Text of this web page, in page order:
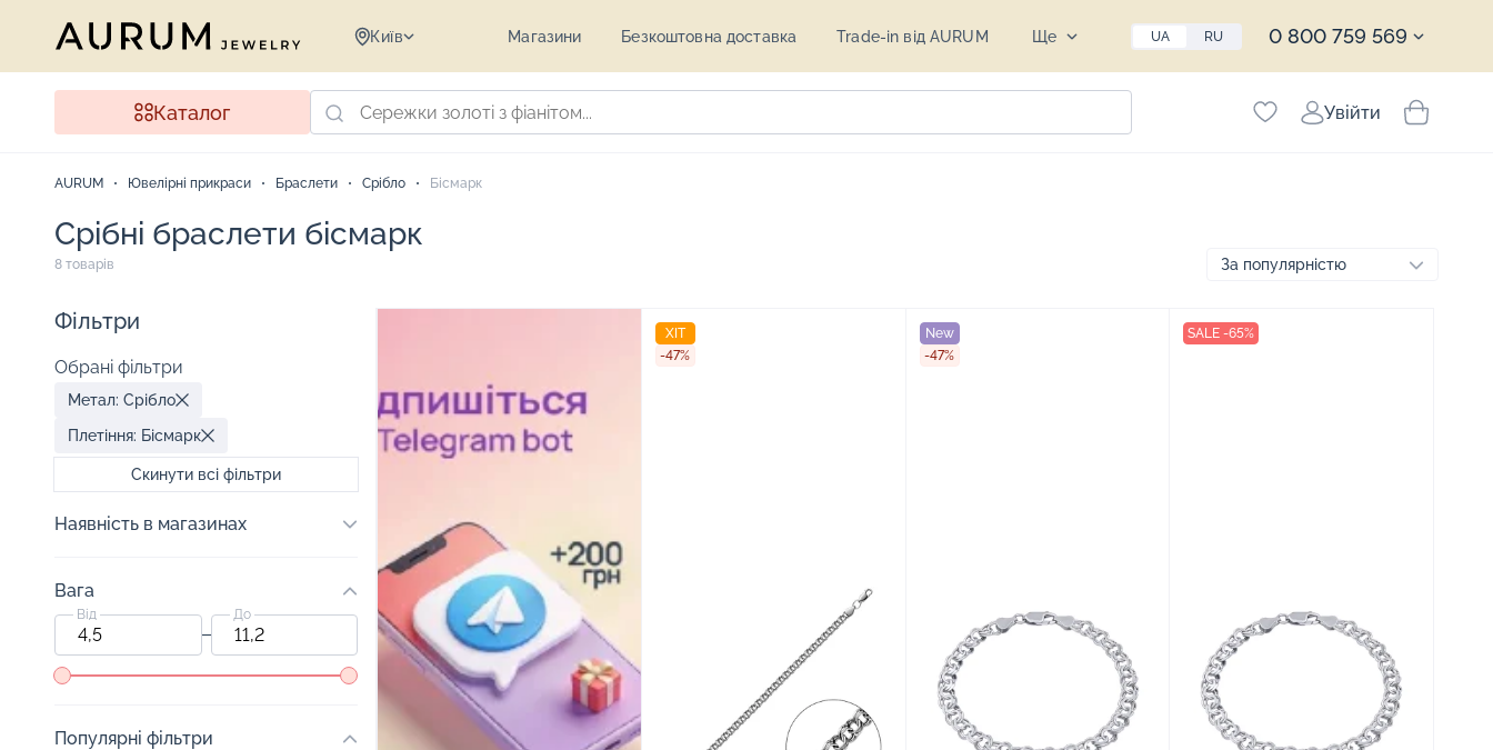
Київ Магазини Безкоштовна доставка Trade-in від AURUM Ще UA RU 0 800 759 569
Каталог Увійти
AURUM Ювелірні прикраси Браслети Срібло Бісмарк
Срібні браслети бісмарк
8 товарів
Фільтри
Обрані фільтри
Метал: Срібло
Плетіння: Бісмарк
Скинути всі фільтри
Наявність в магазинах
Вага
Від До
Популярні фільтри
ХІТ
-47%
New
-47%
SALE -65%